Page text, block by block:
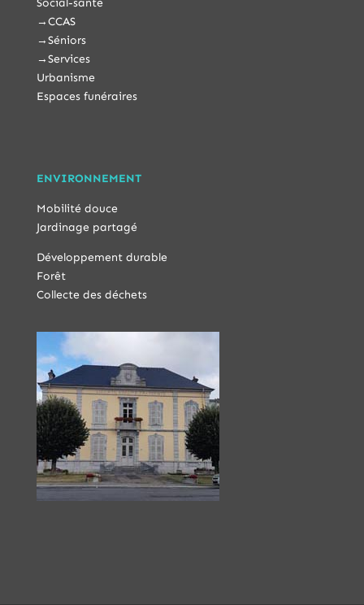
Social-santé
→CCAS
→Séniors
→Services
Urbanisme
Espaces funéraires
ENVIRONNEMENT
Mobilité douce
Jardinage partagé
Développement durable
Forêt
Collecte des déchets